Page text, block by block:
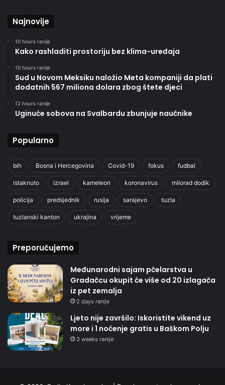
Najnovije
10 hours ranije
Kako rashladiti prostoriju bez klima-uređaja
10 hours ranije
Sud u Novom Meksiku naložio Meta kompaniji da plati
dodatnih 567 miliona dolara zbog štete djeci
12 hours ranije
Uginuće sobova na Svalbardu zbunjuje naučnike
Popularno
bih Bosna i Hercegovina Covid-19 fokus fudbal
istaknuto izrael kameleon koronavirus milorad dodik
policija predsjednik rusija sarajevo tuzla
tuzlanski kanton ukrajina vrijeme
Preporučujemo
Međunarodni sajam pčelarstva u
Gradačcu okupit će više od 20 izlagača
iz pet zemalja
2 days ranije
Ljeto nije završilo: Iskoristite vikend uz
more i 1 noćenje gratis u Baškom Polju
3 weeks ranije